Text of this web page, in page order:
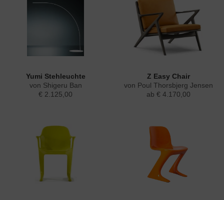
Yumi Stehleuchte
von Shigeru Ban
€ 2.125,00
Z Easy Chair
von Poul Thorsbjerg Jensen
ab € 4.170,00